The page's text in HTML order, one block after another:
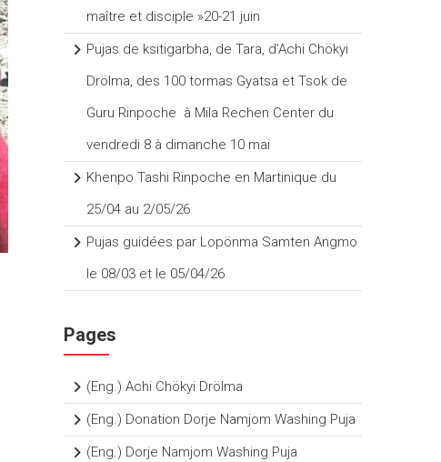
maître et disciple »20-21 juin
Pujas de ksitigarbha, de Tara, d’Achi Chökyi
Drölma, des 100 tormas Gyatsa et Tsok de
Guru Rinpoche à Mila Rechen Center du
vendredi 8 à dimanche 10 mai
Khenpo Tashi Rinpoche en Martinique du
25/04 au 2/05/26
Pujas guidées par Lopönma Samten Angmo
le 08/03 et le 05/04/26
Pages
(Eng.) Achi Chökyi Drölma
(Eng.) Donation Dorje Namjom Washing Puja
(Eng.) Dorje Namjom Washing Puja